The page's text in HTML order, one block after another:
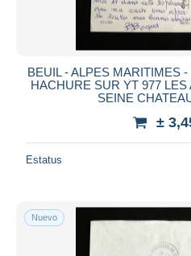
BEUIL - ALPES MARITIMES
HACHURE SUR YT 977
SEINE
±
Estatus
Nuevo